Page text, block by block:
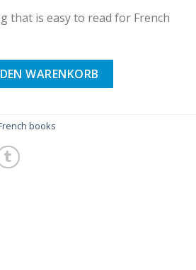
that is easy to read for French
Thai Menge
WARENKORB
books